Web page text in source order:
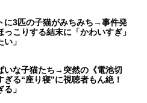
に3匹の子猫がみちみち→事件発
こりする結末に「かわいすぎ」
い」
いな子猫たち→突然の《電池切
る“座り寝”に視聴者もん絶！
る」